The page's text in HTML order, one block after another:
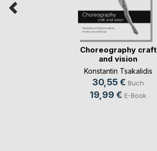
Choreography craft
and vision
Konstantin Tsakalidis
30,55 € Buch
19,99 € E-Book